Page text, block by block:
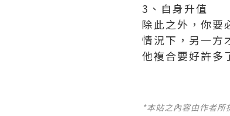
3、自身升值
除此之外，你要
情況下，另一方
他複合要好許多
*本站之內容由作者